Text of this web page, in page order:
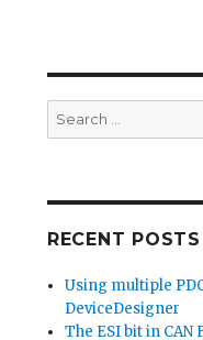
Search
for:
RECENT POSTS
Using multiple
DeviceDesigner
The ESI bit in CAN